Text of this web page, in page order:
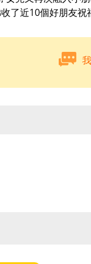
了近10個好朋友